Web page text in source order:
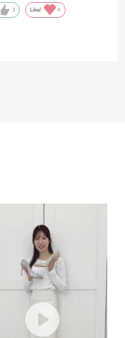
3 Like! 4